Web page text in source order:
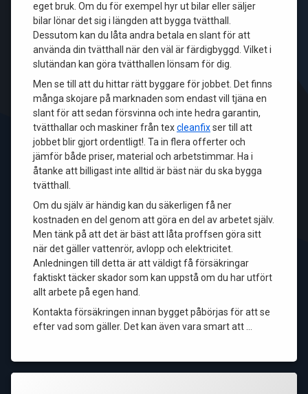
eget bruk. Om du för exempel hyr ut bilar eller säljer
bilar lönar det sig i längden att bygga tvätthall.
Dessutom kan du låta andra betala en slant för att
använda din tvätthall när den väl är färdigbyggd. Vilket i
slutändan kan göra tvätthallen lönsam för dig.
Men se till att du hittar rätt byggare för jobbet. Det finns
många skojare på marknaden som endast vill tjäna en
slant för att sedan försvinna och inte hedra garantin,
tvätthallar och maskiner från texcleanfixser till att
jobbet blir gjort ordentligt!. Ta in flera offerter och
jämför både priser, material och arbetstimmar. Ha i
åtanke att billigast inte alltid är bäst när du ska bygga
tvätthall.
Om du själv är händig kan du säkerligen få ner
kostnaden en del genom att göra en del av arbetet själv.
Men tänk på att det är bäst att låta proffsen göra sitt
när det gäller vattenrör, avlopp och elektricitet.
Anledningen till detta är att väldigt få försäkringar
faktiskt täcker skador som kan uppstå om du har utfört
allt arbete på egen hand.
Kontakta försäkringen innan bygget påbörjas för att se
efter vad som gäller. Det kan även vara smart att …